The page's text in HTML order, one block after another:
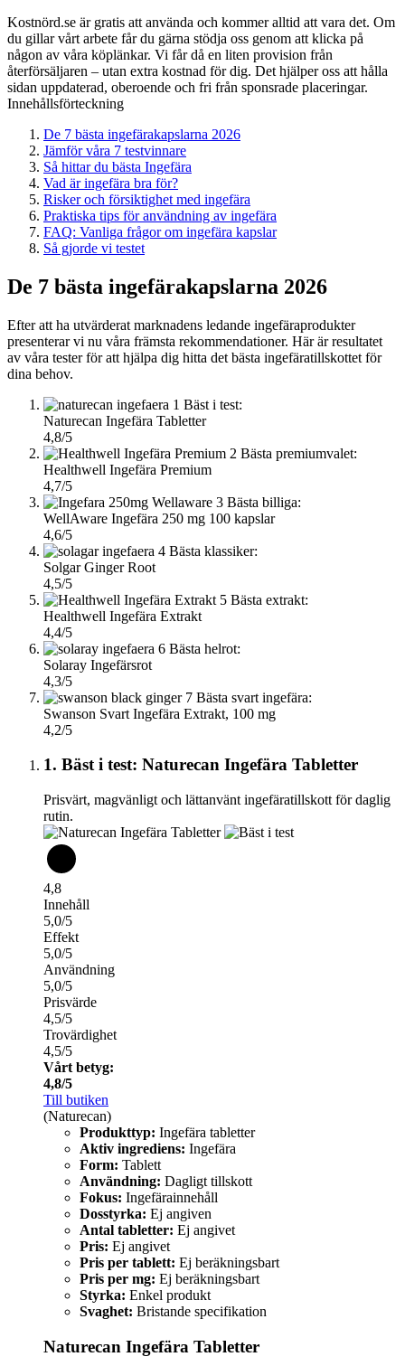
Kostnörd.se är gratis att använda och kommer alltid att vara det. Om
du gillar vårt arbete får du gärna stödja oss genom att klicka på
någon av våra köplänkar. Vi får då en liten provision från
återförsäljaren – utan extra kostnad för dig. Det hjälper oss att hålla
sidan uppdaterad, oberoende och fri från sponsrade placeringar.
Innehållsförteckning
De 7 bästa ingefärakapslarna 2026
Jämför våra 7 testvinnare
Så hittar du bästa Ingefära
Vad är ingefära bra för?
Risker och försiktighet med ingefära
Praktiska tips för användning av ingefära
FAQ: Vanliga frågor om ingefära kapslar
Så gjorde vi testet
De 7 bästa ingefärakapslarna 2026
Efter att ha utvärderat marknadens ledande ingefäraprodukter
presenterar vi nu våra främsta rekommendationer. Här är resultatet
av våra tester för att hjälpa dig hitta det bästa ingefäratillskottet för
dina behov.
1 Bäst i test:
Naturecan Ingefära Tabletter
4,8/5
2 Bästa premiumvalet:
Healthwell Ingefära Premium
4,7/5
3 Bästa billiga:
WellAware Ingefära 250 mg 100 kapslar
4,6/5
4 Bästa klassiker:
Solgar Ginger Root
4,5/5
5 Bästa extrakt:
Healthwell Ingefära Extrakt
4,4/5
6 Bästa helrot:
Solaray Ingefärsrot
4,3/5
7 Bästa svart ingefära:
Swanson Svart Ingefära Extrakt, 100 mg
4,2/5
1. Bäst i test: Naturecan Ingefära Tabletter
Prisvärt, magvänligt och lättanvänt ingefäratillskott för daglig
rutin.
4,8
Innehåll
5,0/5
Effekt
5,0/5
Användning
5,0/5
Prisvärde
4,5/5
Trovärdighet
4,5/5
Vårt betyg:
4,8/5
Till butiken
(Naturecan)
Produkttyp: Ingefära tabletter
Aktiv ingrediens: Ingefära
Form: Tablett
Användning: Dagligt tillskott
Fokus: Ingefärainnehåll
Dosstyrka: Ej angiven
Antal tabletter: Ej angivet
Pris: Ej angivet
Pris per tablett: Ej beräkningsbart
Pris per mg: Ej beräkningsbart
Styrka: Enkel produkt
Svaghet: Bristande specifikation
Naturecan Ingefära Tabletter